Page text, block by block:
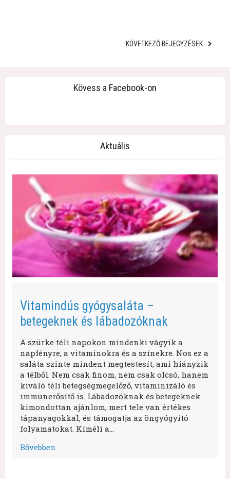
KÖVETKEZŐ BEJEGYZÉSEK
Kövess a Facebook-on
Aktuális
Vitamindús gyógysaláta –
betegeknek és lábadozóknak
A szürke téli napokon mindenki vágyik a
napfényre, a vitaminokra és a színekre. Nos ez a
saláta szinte mindent megtestesít, ami hiányzik
a télből. Nem csak finom, nem csak olcsó, hanem
kiváló téli betegségmegelőző, vitaminizáló és
immunerősítő is. Lábadozóknak és betegeknek
kimondottan ajánlom, mert tele van értékes
tápanyagokkal, és támogatja az öngyógyító
folyamatokat. Kíméli a…
Bővebben